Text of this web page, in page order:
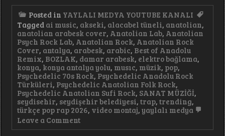
Posted in YAYLALI MEDYA YOUTUBE KANALI
Tagged ai music, akseki, alacabel tüneli, anatolian,
anatolian arabesk cover, Anatolian Lab, Anatolian
Psych Rock Lab, Anatolian Rock, Anatolian Rock
Cover, antalya, arabesk, arabic, Best of Anadolu
Remix, BOZLAK, damar arabesk, elektro bağlama,
konya, konya antalya yolu, musıc, müzik, pop,
Psychedelic 70s Rock, Psychedelic Anadolu Rock
Türküleri, Psychedelic Anatolian Folk Rock,
Psychedelic Anatolian Sufi Rock, SANAT MÜZİĞİ,
seydisehir, seydişehir belediyesi, trap, trending,
türkçe pop rap 2026, video montaj, yaylalı medya
Leave a Commenton
Türkçe